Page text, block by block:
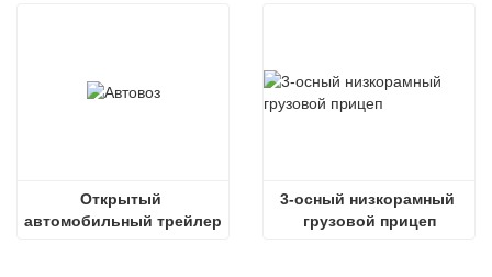
Открытый
автомобильный трейлер
3-осный низкорамный
грузовой прицеп